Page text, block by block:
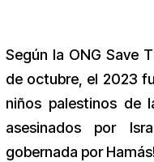
Según la ONG Save
de octubre, el 2023
niños palestinos de
asesinados por
gobernada por